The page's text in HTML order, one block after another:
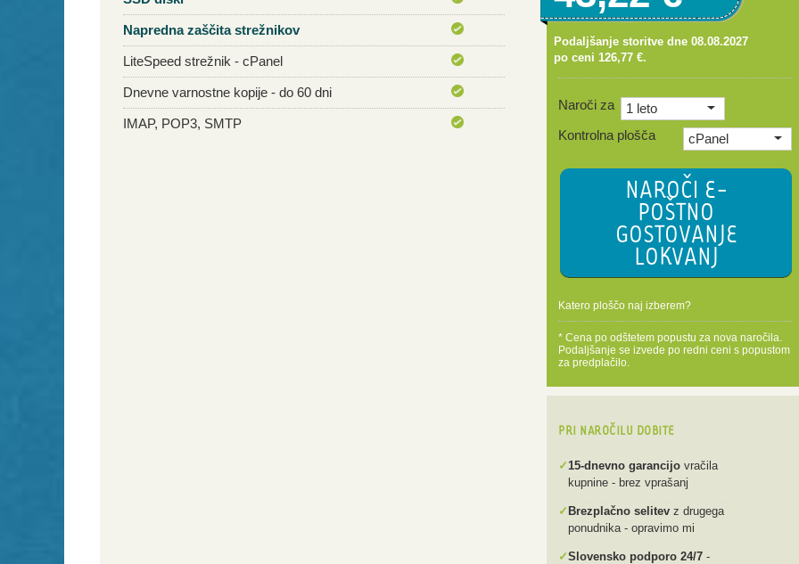
Podaljšanje storitve dne 08.08.2027
po ceni 126,77 €.
Naroči za
1 leto
Kontrolna plošča
cPanel
NAROČI E-
POŠTNO
GOSTOVANJE
LOKVANJ
Katero ploščo naj izberem?
* Cena po odštetem popustu za nova naročila.
Podaljšanje se izvede po redni ceni s popustom
za predplačilo.
PRI NAROČILU DOBITE
✓15-dnevno garancijo vračila
kupnine - brez vprašanj
✓ Brezplačno selitev z drugega
ponudnika - opravimo mi
✓Slovensko podporo 24/7 -
Napredna zaščita strežnikov
LiteSpeed strežnik - cPanel
Dnevne varnostne kopije - do 60 dni
IMAP, POP3, SMTP